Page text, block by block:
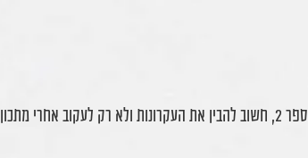
כדי להגיע לתוצאה מושלמת עם בשר מספר 2, חשוב להבין את העקרונות ולא רק לעקוב אחרי מתכון